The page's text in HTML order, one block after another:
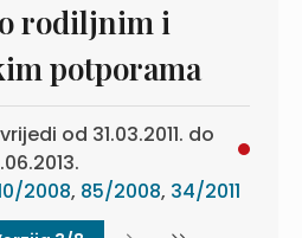
rodiljnim i
potporama
od 31.03.2011. do
2008, 85/2008, 34/2011